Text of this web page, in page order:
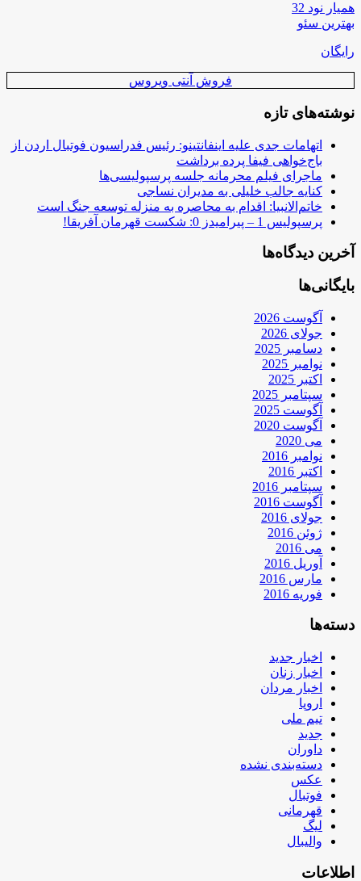
همیار نود 32
بهترین سئو
رایگان
فروش آنتی ویروس
نوشته‌های تازه
اتهامات جدی علیه اینفانتینو: رئیس فدراسیون فوتبال اردن از
باج‌خواهی فیفا پرده برداشت
ماجرای فیلم محرمانه جلسه پرسپولیسی‌ها
کنایه جالب خلیلی به مدیران نساجی
خاتم‌الانبیا: اقدام به محاصره به منزله توسعه جنگ است
پرسپولیس 1 – پیرامیدز 0: شکست قهرمان آفریقا!
آخرین دیدگاه‌ها
بایگانی‌ها
آگوست 2026
جولای 2026
دسامبر 2025
نوامبر 2025
اکتبر 2025
سپتامبر 2025
آگوست 2025
آگوست 2020
می 2020
نوامبر 2016
اکتبر 2016
سپتامبر 2016
آگوست 2016
جولای 2016
ژوئن 2016
می 2016
آوریل 2016
مارس 2016
فوریه 2016
دسته‌ها
اخبار جدید
اخبار زنان
اخبار مردان
اروپا
تیم ملی
جدید
داوران
دسته‌بندی نشده
عکس
فوتبال
قهرمانی
لیگ
والیبال
اطلاعات